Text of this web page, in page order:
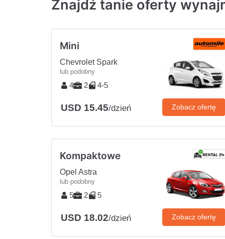
Znajdź tanie oferty
Mini
Chevrolet Spark
lub podobny
4 2 4-5
USD 15.45/dzień Zobacz ofertę
Kompaktowe
Opel Astra
lub podobny
5 2 5
USD 18.02/dzień Zobacz ofertę